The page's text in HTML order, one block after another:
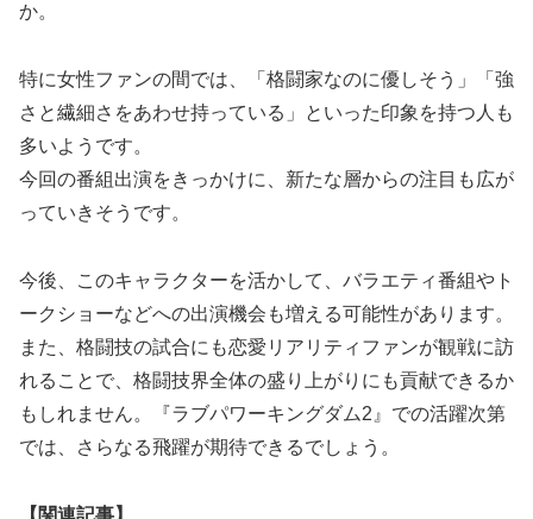
か。
特に女性ファンの間では、「格闘家なのに優しそう」「強
さと繊細さをあわせ持っている」といった印象を持つ人も
多いようです。
今回の番組出演をきっかけに、新たな層からの注目も広が
っていきそうです。
今後、このキャラクターを活かして、バラエティ番組やト
ークショーなどへの出演機会も増える可能性があります。
また、格闘技の試合にも恋愛リアリティファンが観戦に訪
れることで、格闘技界全体の盛り上がりにも貢献できるか
もしれません。『ラブパワーキングダム2』での活躍次第
では、さらなる飛躍が期待できるでしょう。
【関連記事】